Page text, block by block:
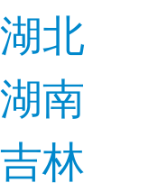
湖北
湖南
吉林